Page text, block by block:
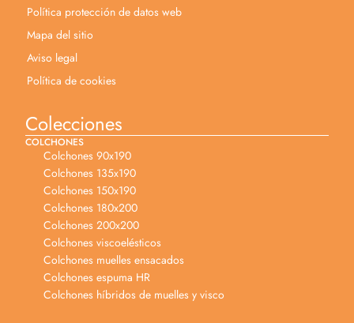
Política protección de datos web
Mapa del sitio
Aviso legal
Política de cookies
Colecciones
COLCHONES
Colchones 90x190
Colchones 135x190
Colchones 150x190
Colchones 180x200
Colchones 200x200
Colchones viscoelésticos
Colchones muelles ensacados
Colchones espuma HR
Colchones híbridos de muelles y visco